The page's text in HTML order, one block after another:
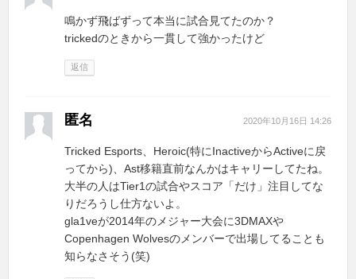
鳴かず飛ばずって本当に試合見てたのか？
trickedのときから一貫して強かったけど
返信
匿名 2020年10月16日 14:26
Tricked Esports、Heroic(特にInactiveからActiveに戻
ってから)、Ast移籍直前なんかはキャリーしてたね。
大半の人はTier1の試合やスコア「だけ」注目してな
りだろうし仕方ないよ。
gla1veが2014年のメジャー大会に3DMAXや
Copenhagen Wolvesのメンバーで出場してることも
知らなさそう(笑)